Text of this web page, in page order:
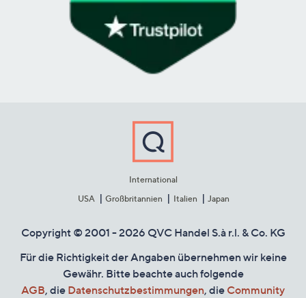
International
USA
Großbritannien Italien Japan
Copyright © 2001 - 2026 QVC Handel S.à r.l. & Co. KG
Für die Richtigkeit der Angaben übernehmen wir keine
Gewähr. Bitte beachte auch folgende
AGB, die Datenschutzbestimmungen, die Community